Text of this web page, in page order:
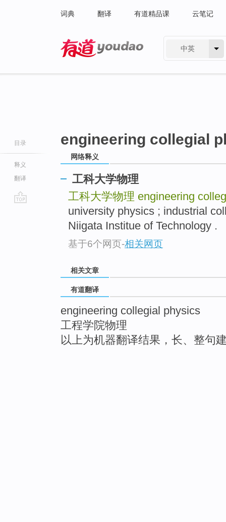
词典 翻译 有道精品课 云笔记
中英
目录
释义
翻译
engineering collegial
网络释义
工科大学物理
工科大学物理 engineering
university physics ; industrial
Niigata Institue of Technology .
基于6个网页-相关网页
相关文章
有道翻译
engineering collegial physics
工程学院物理
以上为机器翻译结果，长、整句